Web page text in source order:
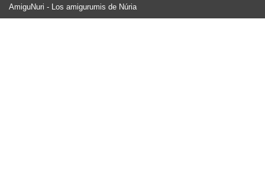
AmiguNuri - Los amigurumis de Núria